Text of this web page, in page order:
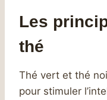
Les
thé
Thé vert et thé
pour stimuler